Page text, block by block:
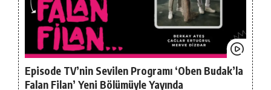
Episode TV’nin Sevilen Programı ‘Oben Budak’la
Falan Filan’ Yeni Bölümüyle Yayında